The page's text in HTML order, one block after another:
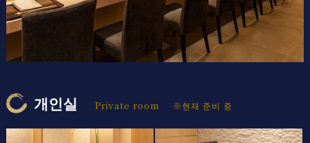
개인실 Private room ※현재 준비 중